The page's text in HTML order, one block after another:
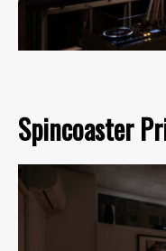
Spincoaster